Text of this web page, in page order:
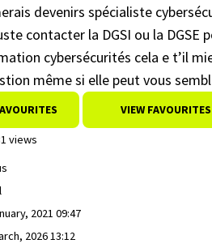
devenirs spécialiste
contacter la DGSI ou la
cybersécurités cela e t’il
même si elle peut vous
VIEW FAVOURITES
views
2021 09:47
2026 13:12